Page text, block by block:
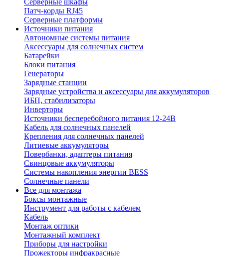
Серверные шкафы
Патч-корды RJ45
Серверные платформы
Источники питания
Автономные системы питания
Аксессуары для солнечных систем
Батарейки
Блоки питания
Генераторы
Зарядные станции
Зарядные устройства и аксессуары для аккумуляторов
ИБП, стабилизаторы
Инверторы
Источники бесперебойного питания 12-24В
Кабель для солнечных панелей
Крепления для солнечных панелей
Литиевые аккумуляторы
Повербанки, адаптеры питания
Свинцовые аккумуляторы
Системы накопления энергии BESS
Солнечные панели
Все для монтажа
Боксы монтажные
Инструмент для работы с кабелем
Кабель
Монтаж оптики
Монтажный комплект
Приборы для настройки
Прожекторы инфракрасные